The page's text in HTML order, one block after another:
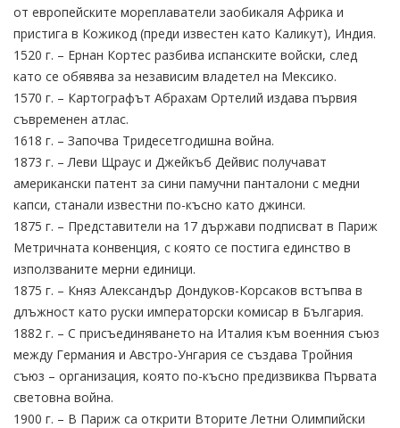
от европейските мореплаватели заобикаля Африка и
пристига в Кожикод (преди известен като Каликут), Индия.
1520 г. – Ернан Кортес разбива испанските войски, след
като се обявява за независим владетел на Мексико.
1570 г. – Картографът Абрахам Ортелий издава първия
съвременен атлас.
1618 г. – Започва Тридесетгодишна война.
1873 г. – Леви Щраус и Джейкъб Дейвис получават
американски патент за сини памучни панталони с медни
капси, станали известни по-късно като джинси.
1875 г. – Представители на 17 държави подписват в Париж
Метричната конвенция, с която се постига единство в
използваните мерни единици.
1875 г. – Княз Александър Дондуков-Корсаков встъпва в
длъжност като руски императорски комисар в България.
1882 г. – С присъединяването на Италия към военния съюз
между Германия и Австро-Унгария се създава Тройния
съюз – организация, която по-късно предизвиква Първата
световна война.
1900 г. – В Париж са открити Вторите Летни Олимпийски